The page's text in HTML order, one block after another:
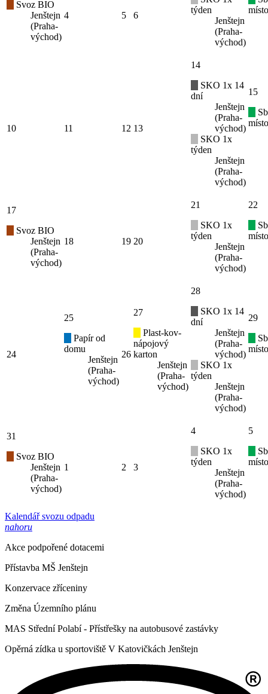
Svoz BIO
Jenštejn
(Praha-
východ)
4 5 6
týden
Jenštejn
(Praha-
východ)
10 11 12 13
14
SKO 1x 14
dní
Jenštejn
(Praha-
východ)
SKO 1x
týden
Jenštejn
(Praha-
východ)
15
17
Svoz BIO
Jenštejn
(Praha-
východ)
18 19 20
21
SKO 1x
týden
Jenštejn
(Praha-
východ)
22
24
25
Papír od
domu
Jenštejn
(Praha-
východ)
26
27
Plast-kov-
nápojový
karton
Jenštejn
(Praha-
východ)
28
SKO 1x 14
dní
Jenštejn
(Praha-
východ)
SKO 1x
týden
Jenštejn
(Praha-
východ)
29
31
Svoz BIO
Jenštejn
(Praha-
východ)
1 2 3
4
SKO 1x
týden
Jenštejn
(Praha-
východ)
5
Kalendář svozu odpadu
nahoru
Akce podpořené dotacemi
Přístavba MŠ Jenštejn
Konzervace zříceniny
Změna Územního plánu
MAS Střední Polabí - Přístřešky na autobusové zastávky
Opěrná zídka u sportoviště V Katovičkách Jenštejn